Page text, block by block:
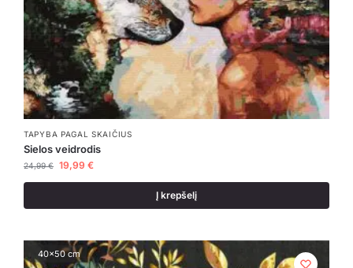
TAPYBA PAGAL SKAIČIUS
Sielos veidrodis
24,99€ 19,99 €
Į krepšelį
40x50 cm